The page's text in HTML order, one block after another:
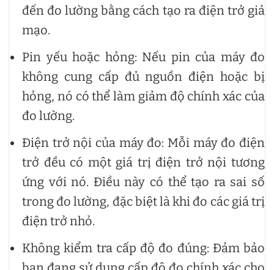
đến đo lường bằng cách tạo ra điện trở giả
mạo.
Pin yếu hoặc hỏng: Nếu pin của máy đo
không cung cấp đủ nguồn điện hoặc bị
hỏng, nó có thể làm giảm độ chính xác của
đo lường.
Điện trở nội của máy đo: Mỗi máy đo điện
trở đều có một giá trị điện trở nội tương
ứng với nó. Điều này có thể tạo ra sai số
trong đo lường, đặc biệt là khi đo các giá trị
điện trở nhỏ.
Không kiểm tra cấp độ đo đúng: Đảm bảo